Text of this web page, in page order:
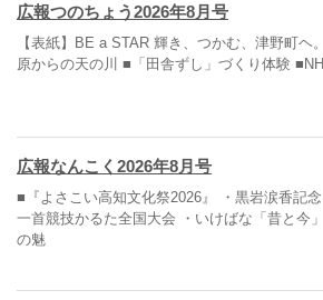
広報つのちょう2026年8月号
【表紙】BE a STAR 輝き、つかむ、津野町ヘ
原からの天の川 ■「田舎ずし」づくり体験
広報なんこく2026年8月号
■『よさこい高知文化祭2026』 ・黒岩涙香記
一首競技かるた全国大会 ・いけばな「昔と今
の魅